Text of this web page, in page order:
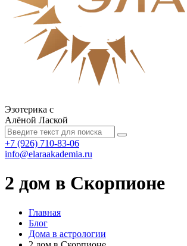
Эзотерика с
Алёной Лаской
+7 (926) 710-83-06
info@elaraakademia.ru
2 дом в Скорпионе
Главная
Блог
Дома в астрологии